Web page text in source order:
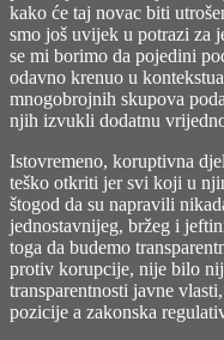
kako će taj novac biti
smo još uvijek u potrazi za
se mi borimo da pojedini
odavno krenuo u
mnogobrojnih skupova
njih izvukli dodatnu
Istovremeno, koruptivna
teško otkriti jer svi koji u
štogod da su napravili
jednostavnijeg, bržeg i
toga da budemo
protiv korupcije, nije bilo
transparentnosti javne
pozicije a zakonska